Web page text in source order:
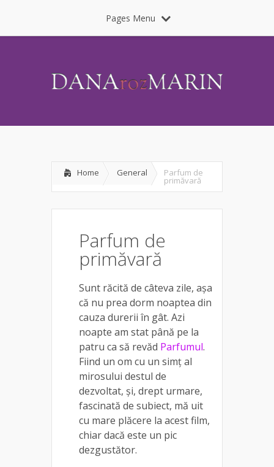
Pages Menu
Home General Parfum de
primăvară
Parfum de
primăvară
Sunt răcită de câteva zile, așa
că nu prea dorm noaptea din
cauza durerii în gât. Azi
noapte am stat până pe la
patru ca să revăd Parfumul.
Fiind un om cu un simț al
mirosului destul de
dezvoltat, și, drept urmare,
fascinată de subiect, mă uit
cu mare plăcere la acest film,
chiar dacă este un pic
dezgustător.